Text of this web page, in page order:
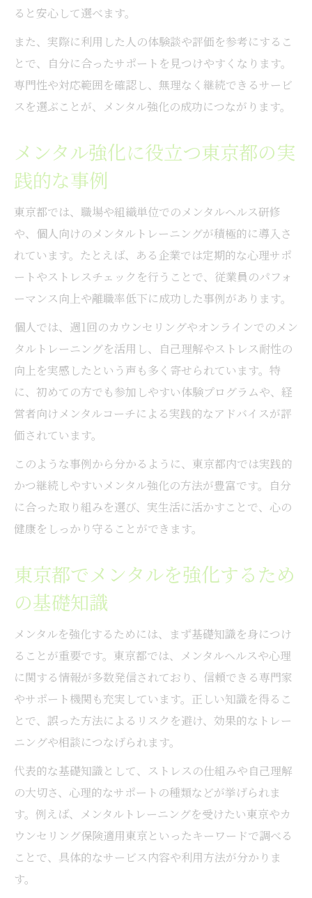
東京都のカウンセリングサービスで得る自
信
ると安心して選べます。
また、実際に利用した人の体験談や評価を参考にするこ
とで、自分に合ったサポートを見つけやすくなります。
専門性や対応範囲を確認し、無理なく継続できるサービ
スを選ぶことが、メンタル強化の成功につながります。
メンタル強化に役立つ東京都の実
践的な事例
東京都では、職場や組織単位でのメンタルヘルス研修
や、個人向けのメンタルトレーニングが積極的に導入さ
れています。たとえば、ある企業では定期的な心理サポ
ートやストレスチェックを行うことで、従業員のパフォ
ーマンス向上や離職率低下に成功した事例があります。
個人では、週1回のカウンセリングやオンラインでのメン
タルトレーニングを活用し、自己理解やストレス耐性の
向上を実感したという声も多く寄せられています。特
に、初めての方でも参加しやすい体験プログラムや、経
営者向けメンタルコーチによる実践的なアドバイスが評
価されています。
このような事例から分かるように、東京都内では実践的
かつ継続しやすいメンタル強化の方法が豊富です。自分
に合った取り組みを選び、実生活に活かすことで、心の
健康をしっかり守ることができます。
東京都でメンタルを強化するため
の基礎知識
メンタルを強化するためには、まず基礎知識を身につけ
ることが重要です。東京都では、メンタルヘルスや心理
に関する情報が多数発信されており、信頼できる専門家
やサポート機関も充実しています。正しい知識を得るこ
とで、誤った方法によるリスクを避け、効果的なトレー
ニングや相談につなげられます。
代表的な基礎知識として、ストレスの仕組みや自己理解
の大切さ、心理的なサポートの種類などが挙げられま
す。例えば、メンタルトレーニングを受けたい東京やカ
ウンセリング保険適用東京といったキーワードで調べる
ことで、具体的なサービス内容や利用方法が分かりま
す。